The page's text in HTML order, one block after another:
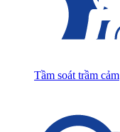
Tầm soát trầm cảm